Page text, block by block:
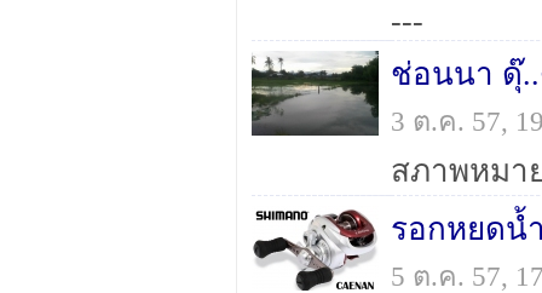
---
ช่อนนา ดุ๊
3 ต.ค. 57,
รอกหยดน้
5 ต.ค. 57,